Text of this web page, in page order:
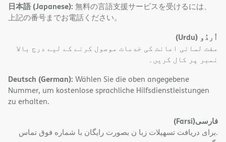
日本語 (Japanese): 無料の言語支援サービスを受けるには、
上記の番号までお電話ください。
اُردُو (Urdu)
مفت لسانی اعانت کی خدمات موصول کرنے کے لیے درج بالا
نمبر پر کال کریں۔
Deutsch (German): Wählen Sie die oben angegebene
Nummer, um kostenlose sprachliche Hilfsdienstleistungen
zu erhalten.
فارسی(Farsi)
.برای دریافت تسهیلات زبا ن بصورت رایگان با شماره فوق تماس